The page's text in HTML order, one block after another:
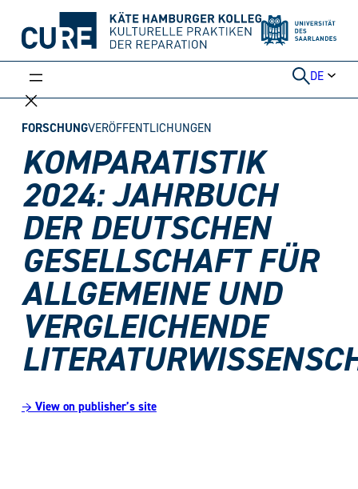
Inhalt
DE
FORSCHUNGVERÖFFENTLICHUNGEN
KOMPARATISTIK
2024: JAHRBUCH
DER DEUTSCHEN
GESELLSCHAFT FÜR
ALLGEMEINE UND
VERGLEICHENDE
→ View on publisher’s site